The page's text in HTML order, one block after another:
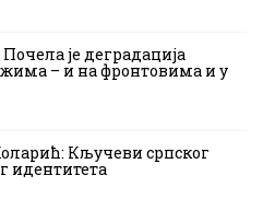
је деградација
– и на фронтовима и у
Кључеви српског
идентитета